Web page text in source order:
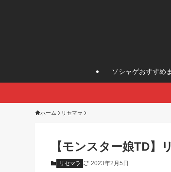
ソシャゲおすすめ
ホーム リセマラ
【モンスター娘TD】
リセマラ 2023年2月5日